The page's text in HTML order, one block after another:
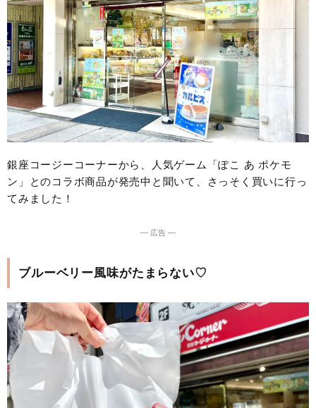
銀座コージーコーナーから、人気ゲーム「ぽこ あ ポケモ
ン」とのコラボ商品が発売中と聞いて、さっそく買いに行っ
てみました！
― 広告 ―
ブルーベリー風味がたまらない♡